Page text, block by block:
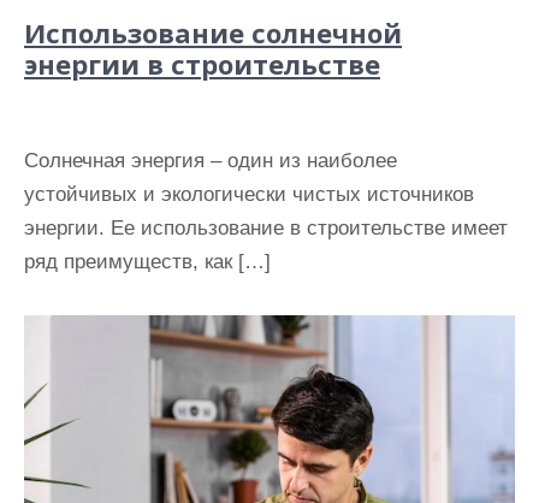
Использование солнечной
энергии в строительстве
Солнечная энергия – один из наиболее
устойчивых и экологически чистых источников
энергии. Ее использование в строительстве имеет
ряд преимуществ, как […]